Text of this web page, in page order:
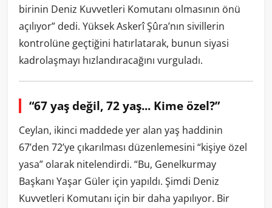
birinin Deniz Kuvvetleri Komutanı olmasının önü
açılıyor” dedi. Yüksek Askerî Şûra’nın sivillerin
kontrolüne geçtiğini hatırlatarak, bunun siyasi
kadrolaşmayı hızlandıracağını vurguladı.
“67 yaş değil, 72 yaş... Kime özel?”
Ceylan, ikinci maddede yer alan yaş haddinin
67’den 72’ye çıkarılması düzenlemesini “kişiye özel
yasa” olarak nitelendirdi. “Bu, Genelkurmay
Başkanı Yaşar Güler için yapıldı. Şimdi Deniz
Kuvvetleri Komutanı için bir daha yapılıyor. Bir